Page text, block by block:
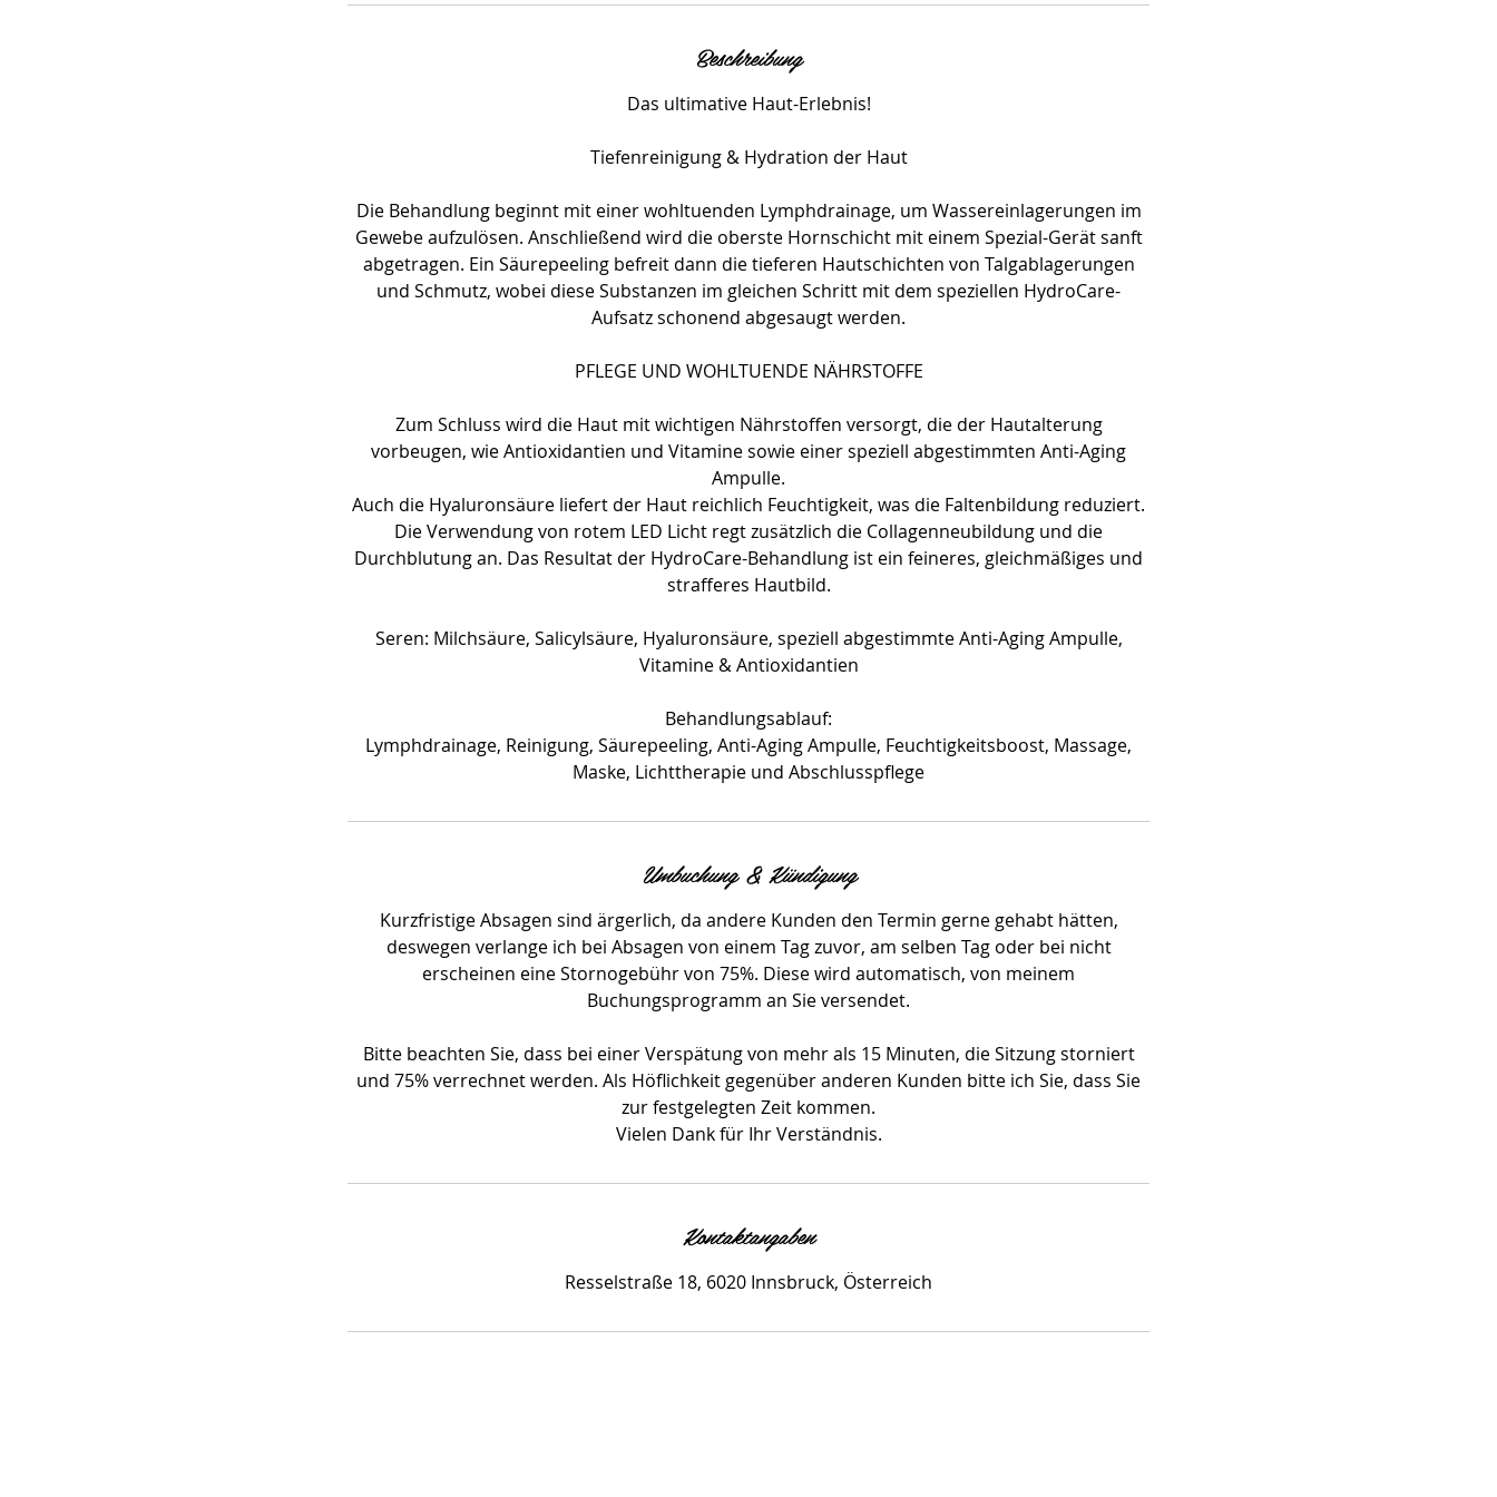
n
.
Beschreibung
Das ultimative Haut-Erlebnis!
Tiefenreinigung & Hydration der Haut
Die Behandlung beginnt mit einer wohltuenden Lymphdrainage, um Wassereinlagerungen im
Gewebe aufzulösen. Anschließend wird die oberste Hornschicht mit einem Spezial-Gerät sanft
abgetragen. Ein Säurepeeling befreit dann die tieferen Hautschichten von Talgablagerungen
und Schmutz, wobei diese Substanzen im gleichen Schritt mit dem speziellen HydroCare-
Aufsatz schonend abgesaugt werden.
PFLEGE UND WOHLTUENDE NÄHRSTOFFE
Zum Schluss wird die Haut mit wichtigen Nährstoffen versorgt, die der Hautalterung
vorbeugen, wie Antioxidantien und Vitamine sowie einer speziell abgestimmten Anti-Aging
Ampulle.
Auch die Hyaluronsäure liefert der Haut reichlich Feuchtigkeit, was die Faltenbildung reduziert.
Die Verwendung von rotem LED Licht regt zusätzlich die Collagenneubildung und die
Durchblutung an. Das Resultat der HydroCare-Behandlung ist ein feineres, gleichmäßiges und
strafferes Hautbild.
Seren: Milchsäure, Salicylsäure, Hyaluronsäure, speziell abgestimmte Anti-Aging Ampulle,
Vitamine & Antioxidantien
Behandlungsablauf:
Lymphdrainage, Reinigung, Säurepeeling, Anti-Aging Ampulle, Feuchtigkeitsboost, Massage,
Maske, Lichttherapie und Abschlusspflege
Umbuchung & Kündigung
Kurzfristige Absagen sind ärgerlich, da andere Kunden den Termin gerne gehabt hätten,
deswegen verlange ich bei Absagen von einem Tag zuvor, am selben Tag oder bei nicht
erscheinen eine Stornogebühr von 75%. Diese wird automatisch, von meinem
Buchungsprogramm an Sie versendet.
Bitte beachten Sie, dass bei einer Verspätung von mehr als 15 Minuten, die Sitzung storniert
und 75% verrechnet werden. Als Höflichkeit gegenüber anderen Kunden bitte ich Sie, dass Sie
zur festgelegten Zeit kommen.
Kontaktangaben
Resselstraße 18, 6020 Innsbruck, Österreich